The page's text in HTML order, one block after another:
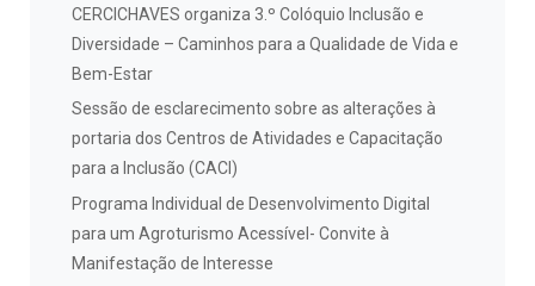
CERCICHAVES organiza 3.º Colóquio Inclusão e
Diversidade – Caminhos para a Qualidade de Vida e
Bem-Estar
Sessão de esclarecimento sobre as alterações à
portaria dos Centros de Atividades e Capacitação
para a Inclusão (CACI)
Programa Individual de Desenvolvimento Digital
para um Agroturismo Acessível- Convite à
Manifestação de Interesse